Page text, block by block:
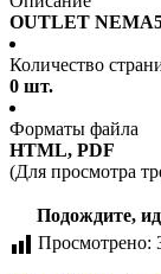
OUTLET
Количество
0 шт.
Форматы файла
HTML, PDF
(Для просмотра
Подождите,
Просмотрено: